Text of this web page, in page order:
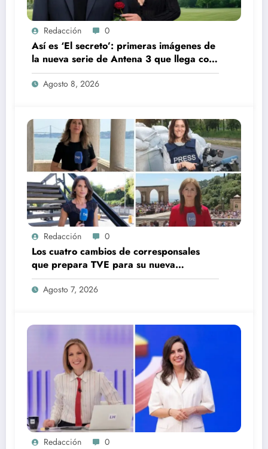
Redacción 0
Así es ‘El secreto’: primeras imágenes de
la nueva serie de Antena 3 que llega con
una verdad brutal
Agosto 8, 2026
Redacción 0
Los cuatro cambios de corresponsales
que prepara TVE para su nueva
temporada
Agosto 7, 2026
Redacción 0